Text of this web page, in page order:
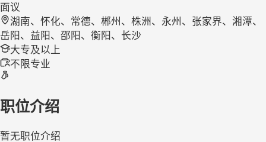
面议
湖南、怀化、常德、郴州、株洲、永州、张家界、湘潭、
岳阳、益阳、邵阳、衡阳、长沙
大专及以上
不限专业
职位介绍
暂无职位介绍